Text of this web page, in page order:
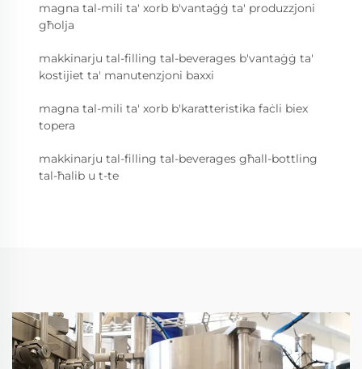
magna tal-mili ta' xorb b'vantaġġ ta' produzzjoni
għolja
makkinarju tal-filling tal-beverages b'vantaġġ ta'
kostijiet ta' manutenzjoni baxxi
magna tal-mili ta' xorb b'karatteristika faċli biex
topera
makkinarju tal-filling tal-beverages għall-bottling
tal-ħalib u t-te